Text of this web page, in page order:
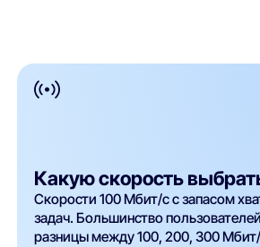
Какую скорость
Скорости 100 Мбит/с с запасом
задач. Большинство
разницы между 100, 200, 300